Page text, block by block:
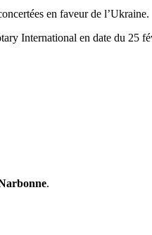
en faveur de l’Ukraine.
International en date du 25
.